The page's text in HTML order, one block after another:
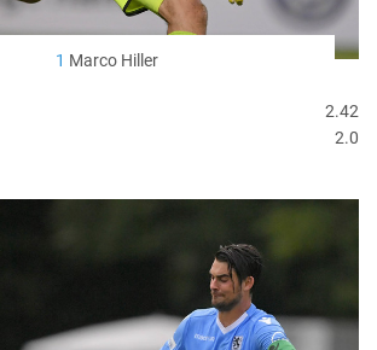
1 Marco Hiller
2.42
2.0